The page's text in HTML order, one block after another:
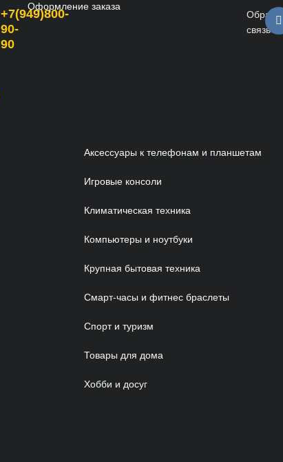
+7(949)800-
90-
90
Оформление заказа
связь
Аксессуары к телефонам и планшетам
Игровые консоли
Климатическая техника
Компьютеры и ноутбуки
Крупная бытовая техника
Смарт-часы и фитнес браслеты
Спорт и туризм
Товары для дома
Хобби и досуг